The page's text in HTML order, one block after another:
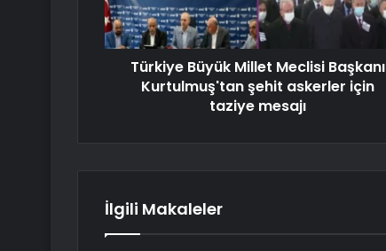
Türkiye Büyük Millet Meclisi Başkanı
Kurtulmuş'tan şehit askerler için
taziye mesajı
İlgili Makaleler